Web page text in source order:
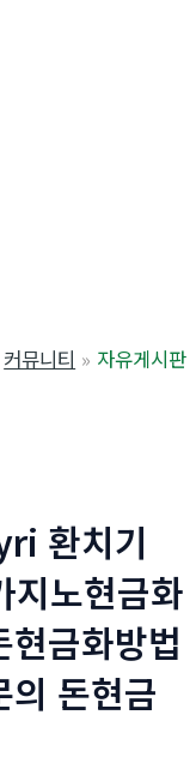
커뮤니티 자유게시판
환치기
노현금화
금화방법
의 돈현금